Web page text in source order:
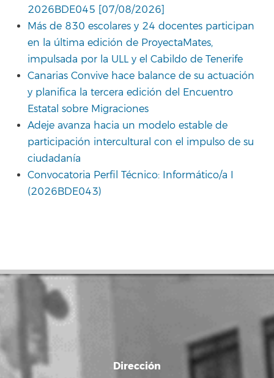
2026BDE045 [07/08/2026]
Más de 830 escolares y 24 docentes participan
en la última edición de ProyectaMates,
impulsada por la ULL y el Cabildo de Tenerife
Canarias Convive hace balance de su actuación
y planifica la tercera edición del Encuentro
Estatal sobre Migraciones
Adeje avanza hacia un modelo estable de
participación intercultural con el impulso de su
ciudadanía
Convocatoria Perfil Técnico: Informático/a I
(2026BDE043)
Dirección